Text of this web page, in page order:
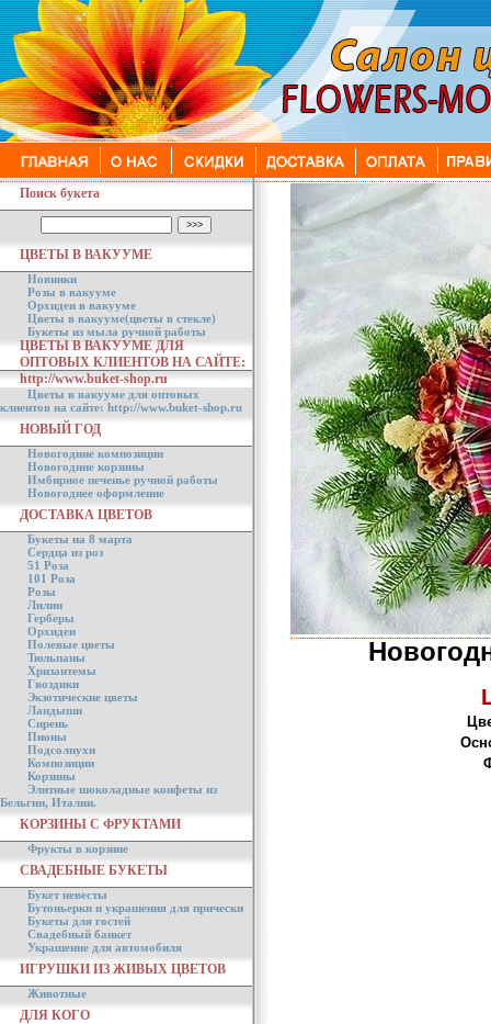
Поиск букета
ЦВЕТЫ В ВАКУУМЕ
Новинки
Розы в вакууме
Орхидеи в вакууме
Цветы в вакууме(цветы в стекле)
Букеты из мыла ручной работы
ЦВЕТЫ В ВАКУУМЕ ДЛЯ
ОПТОВЫХ КЛИЕНТОВ НА САЙТЕ:
http://www.buket-shop.ru
Цветы в вакууме для оптовых
клиентов на сайте: http://www.buket-shop.ru
НОВЫЙ ГОД
Новогодние композиции
Новогодние корзины
Имбирное печенье ручной работы
Новогоднее оформление
ДОСТАВКА ЦВЕТОВ
Букеты на 8 марта
Сердца из роз
51 Роза
101 Роза
Розы
Лилии
Герберы
Орхидеи
Полевые цветы
Тюльпаны
Хризантемы
Гвоздики
Экзотические цветы
Ландыши
Сирень
Пионы
Подсолнухи
Композиции
Корзины
Элитные шоколадные конфеты из
Бельгии, Италии.
КОРЗИНЫ С ФРУКТАМИ
Фрукты в корзине
СВАДЕБНЫЕ БУКЕТЫ
Букет невесты
Бутоньерки и украшения для прически
Букеты для гостей
Свадебный банкет
Украшение для автомобиля
ИГРУШКИ ИЗ ЖИВЫХ ЦВЕТОВ
Животные
ДЛЯ КОГО